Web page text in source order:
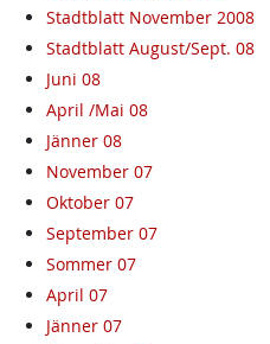
Stadtblatt November 2008
Stadtblatt August/Sept. 08
Juni 08
April /Mai 08
Jänner 08
November 07
Oktober 07
September 07
Sommer 07
April 07
Jänner 07